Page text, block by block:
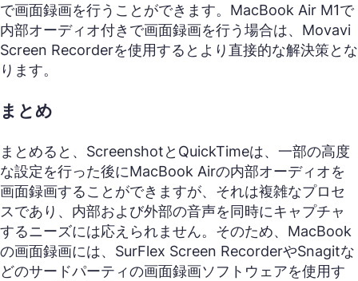
で画面録画を行うことができます。MacBook Air M1で
内部オーディオ付きで画面録画を行う場合は、Movavi
Screen Recorderを使用するとより直接的な解決策とな
ります。
まとめ
まとめると、ScreenshotとQuickTimeは、一部の高度
な設定を行った後にMacBook Airの内部オーディオを
画面録画することができますが、それは複雑なプロセ
スであり、内部および外部の音声を同時にキャプチャ
するニーズには応えられません。そのため、MacBook
の画面録画には、SurFlex Screen RecorderやSnagitな
どのサードパーティの画面録画ソフトウェアを使用す